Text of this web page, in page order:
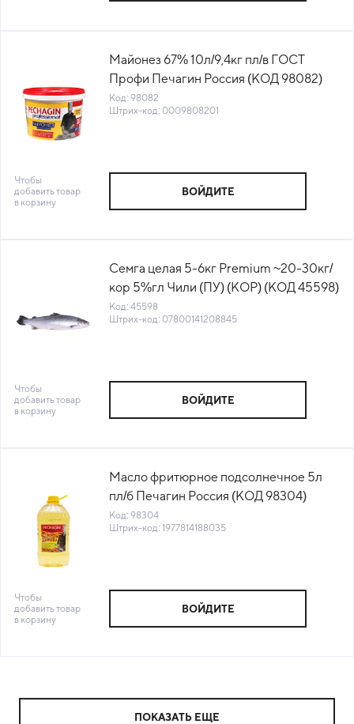
Майонез 67% 10л/9,4кг пл/в ГОСТ
Профи Печагин Россия (КОД 98082)
(0°С)
Код: 98082
Штрих-код: 0009808201
Чтобы
добавить товар
в корзину
ВОЙДИТЕ
Семга целая 5-6кг Premium ~20-30кг/
кор 5%гл Чили (ПУ) (КОР) (КОД 45598)
(-18°С)
Код: 45598
Штрих-код: 07800141208845
Чтобы
добавить товар
в корзину
ВОЙДИТЕ
Масло фритюрное подсолнечное 5л
пл/б Печагин Россия (КОД 98304)
(+18°С)
Код: 98304
Штрих-код: 1977814188035
Чтобы
добавить товар
в корзину
ВОЙДИТЕ
ПОКАЗАТЬ ЕЩЕ